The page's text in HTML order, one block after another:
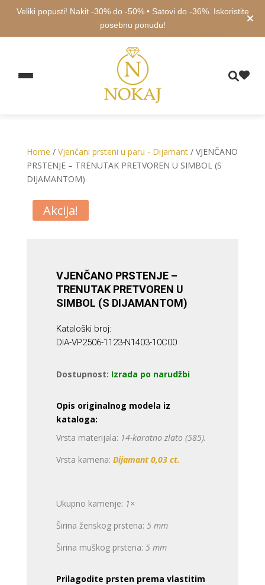
Veliki popusti! Nakit -30% do -50% • Satovi do -36%. Iskoristite
posebnu ponudu!
Home / Vjenčani prsteni u paru - Dijamant/ VJENČANO
PRSTENJE – TRENUTAK PRETVOREN U SIMBOL (S
DIJAMANTOM)
Akcija!
VJENČANO PRSTENJE –
TRENUTAK PRETVOREN U
SIMBOL (S DIJAMANTOM)
Kataloški broj:
DIA-VP2506-1123-N1403-10C00
Dostupnost: Izrada po narudžbi
Opis originalnog modela iz
kataloga:
Vrsta materijala: 14-karatno zlato (585).
Vrsta kamena: Dijamant 0,03 ct.
Ukupno kamenje: 1×
Širina ženskog prstena: 5 mm
Širina muškog prstena: 5 mm
Prilagodite prsten prema vlastitim